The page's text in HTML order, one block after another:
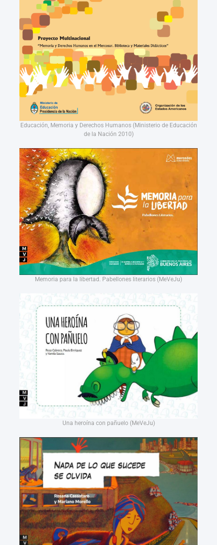
Educación, Memoria y Derechos Humanos (Ministerio de Educación
de la Nación 2010)
Memoria para la libertad. Pabellones literarios (MeVeJu)
Una heroína con pañuelo (MeVeJu)